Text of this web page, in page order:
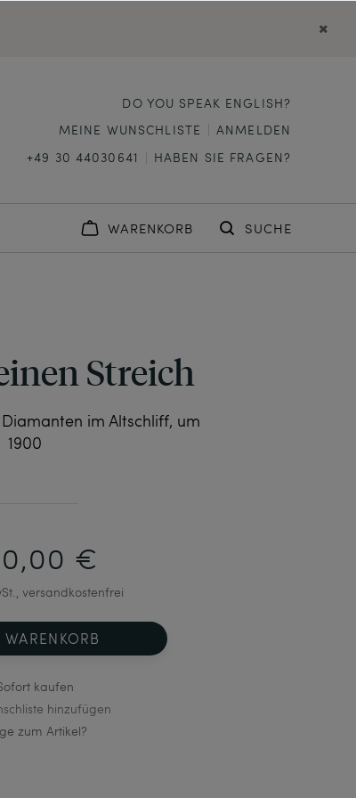
DO YOU SPEAK ENGLISH?
MEINE WUNSCHLISTE
ANMELDEN
+49 30 44030641
HABEN SIE FRAGEN?
WARENKORB SUCHE
Streich
im Altschliff, um
1900
€
versandkostenfrei
kaufen
hinzufügen
zum Artikel?